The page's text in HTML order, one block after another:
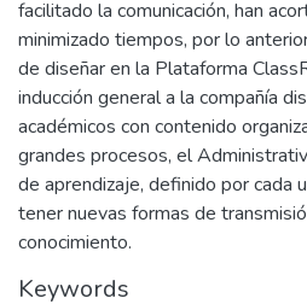
facilitado la comunicación, han
minimizado tiempos, por lo
de diseñar en la Plataforma
inducción general a la compañía
académicos con contenido
grandes procesos, el
de aprendizaje, definido por cada
tener nuevas formas de
conocimiento.
Keywords